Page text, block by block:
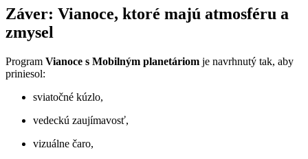
Záver: Vianoce, ktoré majú atmosféru a
zmysel
Program Vianoce s Mobilným planetáriom je navrhnutý tak, aby
priniesol:
sviatočné kúzlo,
vedeckú zaujímavosť,
vizuálne čaro,